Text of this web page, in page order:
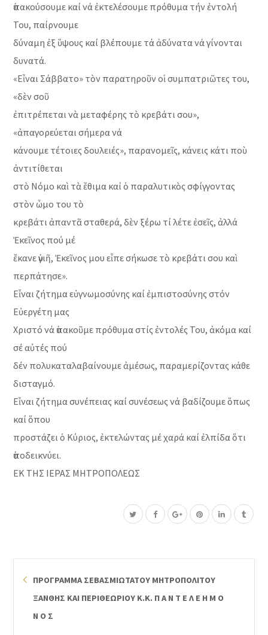
ὑπακούσουμε καί νά ἐκτελέσουμε πρόθυμα τήν ἐντολή
Του, παίρνουμε
δύναμη ἐξ ὕψους καί βλέπουμε τά ἀδύνατα νά γίνονται
δυνατά.
«Εἶναι Σάββατο» τὸν παρατηροῦν οἱ συμπατριῶτες του,
«δὲν σοῦ
ἐπιτρέπεται νὰ μεταφέρης τὸ κρεβάτι σου»,
«ἀπαγορεύεται σήμερα νά
κάνουμε τέτοιες δουλειές», παρανομεῖς, κάνεις κάτι ποὺ
ἀντιτίθεται
στὸ Νόμο καὶ τὰ ἔθιμα καί ὁ παραλυτικὸς σφίγγοντας
στὸν ὦμο του τὸ
κρεβάτι ἀπαντᾶ σταθερά, δὲν ξέρω τί λέτε ἐσεῖς, ἀλλά
Ἐκεῖνος πού μέ
ἔκανε ὑγιῆ, Ἐκεῖνος μου εἶπε σήκωσε τὸ κρεβάτι σου καὶ
περπάτησε».
Εἶναι ζήτημα εὐγνωμοσύνης καί ἐμπιστοσύνης στόν
Εὐεργέτη μας
Χριστό νά ὑπακοῦμε πρόθυμα στίς ἐντολές Του, ἀκόμα καί
σέ αὐτές πού
δέν πολυκαταλαβαίνουμε ἀμέσως, παραμερίζοντας κάθε
δισταγμό.
Εἶναι ζήτημα συνέπειας καί συνέσεως νά βαδίζουμε ὅπως
καί ὅπου
προστάζει ὁ Κύριος, ἐκτελώντας μέ χαρά καί ἐλπίδα ὅτι
ὑποδεικνύει.
ΕΚ ΤΗΣ ΙΕΡΑΣ ΜΗΤΡΟΠΟΛΕΩΣ
ΠΡΟΓΡΑΜΜΑ ΣΕΒΑΣΜΙΩΤΑΤΟΥ ΜΗΤΡΟΠΟΛΙΤΟΥ
ΞΑΝΘΗΣ ΚΑΙ ΠΕΡΙΘΕΩΡΙΟΥ Κ.Κ. Π Α Ν Τ Ε Λ Ε Η Μ Ο
Ν Ο Σ